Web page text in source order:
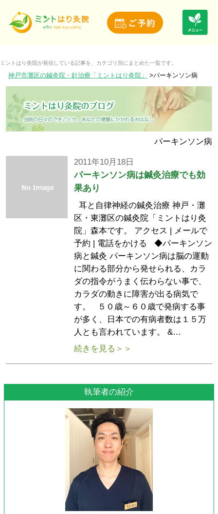
ミントはり灸院が発信している記事を、カテゴリ別にまとめた一覧です。
神戸市灘区の鍼灸院・針治療「ミントはり灸院」 パーキンソン病
パーキンソン病
2011年10月18日
パーキンソン病は鍼灸治療でも効
果あり
耳と自律神経の鍼灸治療 神戸・灘
区・東灘区の鍼灸院「ミントはり灸
院」森本です。 アクセス | メールで
予約 | 電話をかける ◆パーキンソン
病と鍼灸 パーキンソン病は脳の運動
に関わる部分から発せられる、カラ
ダの指令がうまく伝わらない事で、
カラダの動きに障害が出る病気で
す。 ５０歳～６０歳で発病する事
が多く、日本での有病者数は１５万
人とも言われています。 &…
続きを見る＞＞
執筆者の紹介